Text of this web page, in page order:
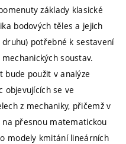
základy klasické
bodových těles a jejich
potřebné k sestavení
soustav.
použit v analýze
objevujících se ve
z mechaniky, přičemž v
na přesnou matematickou
modely kmitání lineárních